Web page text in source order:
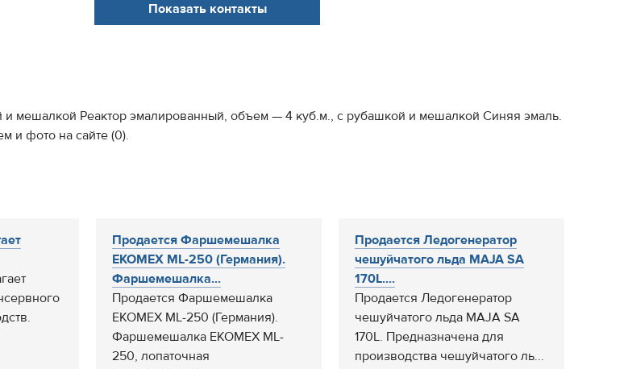
Показать контакты
мешалкой Реактор эмалированный, объем — 4 куб.м., с рубашкой и мешалкой Синяя эмаль.
и фото на сайте (0).
Продается Фаршемешалка
EKOMEX ML-250 (Германия).
Фаршемешалка...
Продается Фаршемешалка
EKOMEX ML-250 (Германия).
Фаршемешалка EKOMEX ML-
250, лопаточная
Продается Ледогенератор
чешуйчатого льда MAJA SA
170L....
Продается Ледогенератор
чешуйчатого льда MAJA SA
170L. Предназначена для
производства чешуйчатого ль...